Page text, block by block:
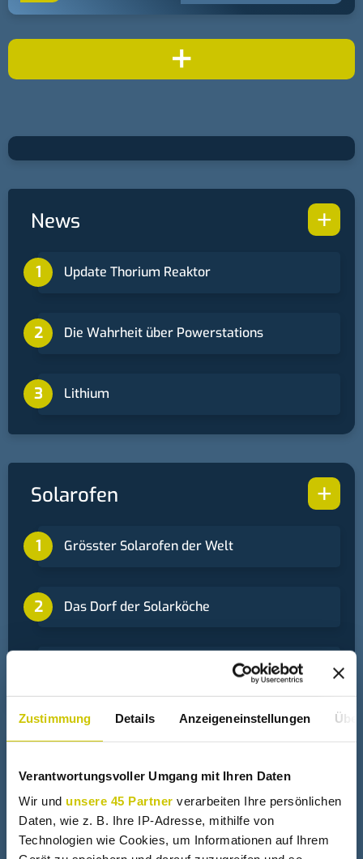
Zustimmung Details Anzeigeneinstellungen
Verantwortungsvoller Umgang mit Ihren Daten
Wir und unsere 45 Partner verarbeiten Ihre persönlichen
Daten, wie z. B. Ihre IP-Adresse, mithilfe von
Technologien wie Cookies, um Informationen auf Ihrem
+
+
News
Update Thorium Reaktor
Die Wahrheit über Powerstations
Lithium
+
Solarofen
Grösster Solarofen der Welt
Das Dorf der Solarköche
Gratis mit der Sonne Eier kochen
Solarkocher
Sat Schüssel glätten